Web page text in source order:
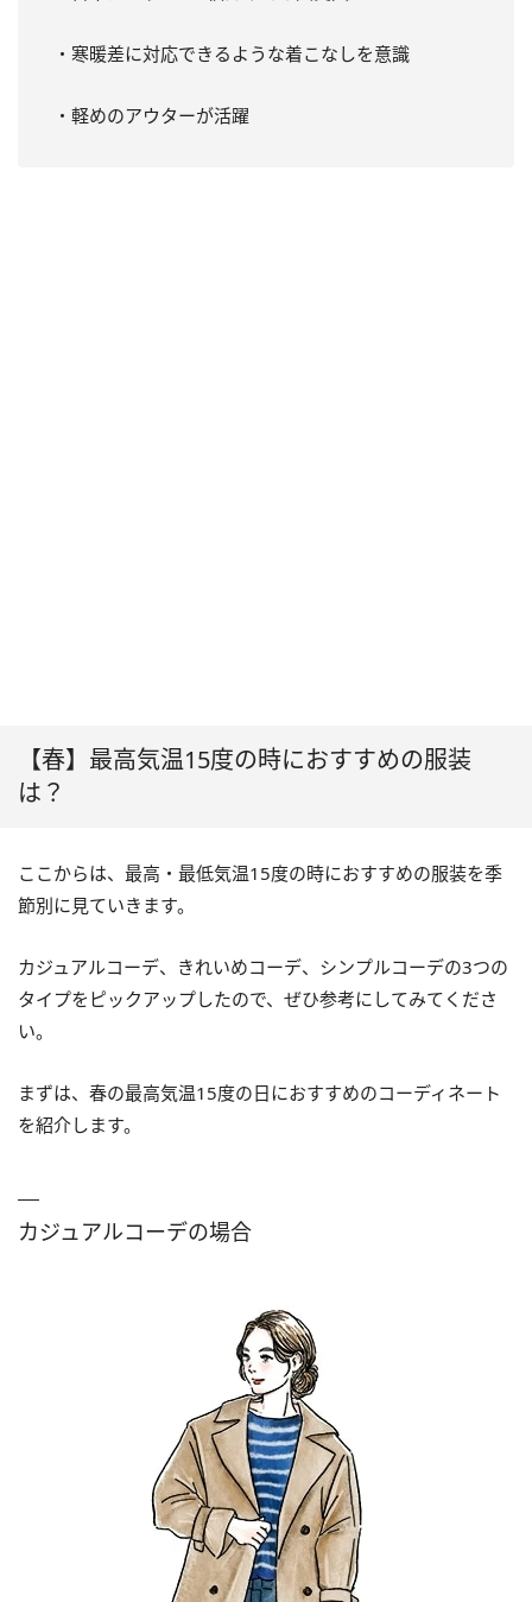
・寒暖差に対応できるような着こなしを意識
・軽めのアウターが活躍
【春】最高気温15度の時におすすめの服装
は？
ここからは、最高・最低気温15度の時におすすめの服装を季
節別に見ていきます。
カジュアルコーデ、きれいめコーデ、シンプルコーデの3つの
タイプをピックアップしたので、ぜひ参考にしてみてくださ
い。
まずは、春の最高気温15度の日におすすめのコーディネート
を紹介します。
カジュアルコーデの場合